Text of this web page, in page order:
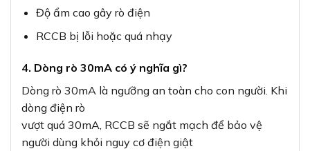
Độ ẩm cao gây rò điện
RCCB bị lỗi hoặc quá nhạy
4. Dòng rò 30mA có ý nghĩa gì?
Dòng rò 30mA là ngưỡng an toàn cho con người. Khi
dòng điện rò
vượt quá 30mA, RCCB sẽ ngắt mạch để bảo vệ
người dùng khỏi nguy cơ điện giật